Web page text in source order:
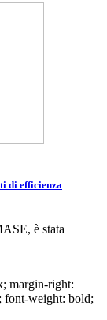
di efficienza
è stata
margin-right:
font-weight: bold;